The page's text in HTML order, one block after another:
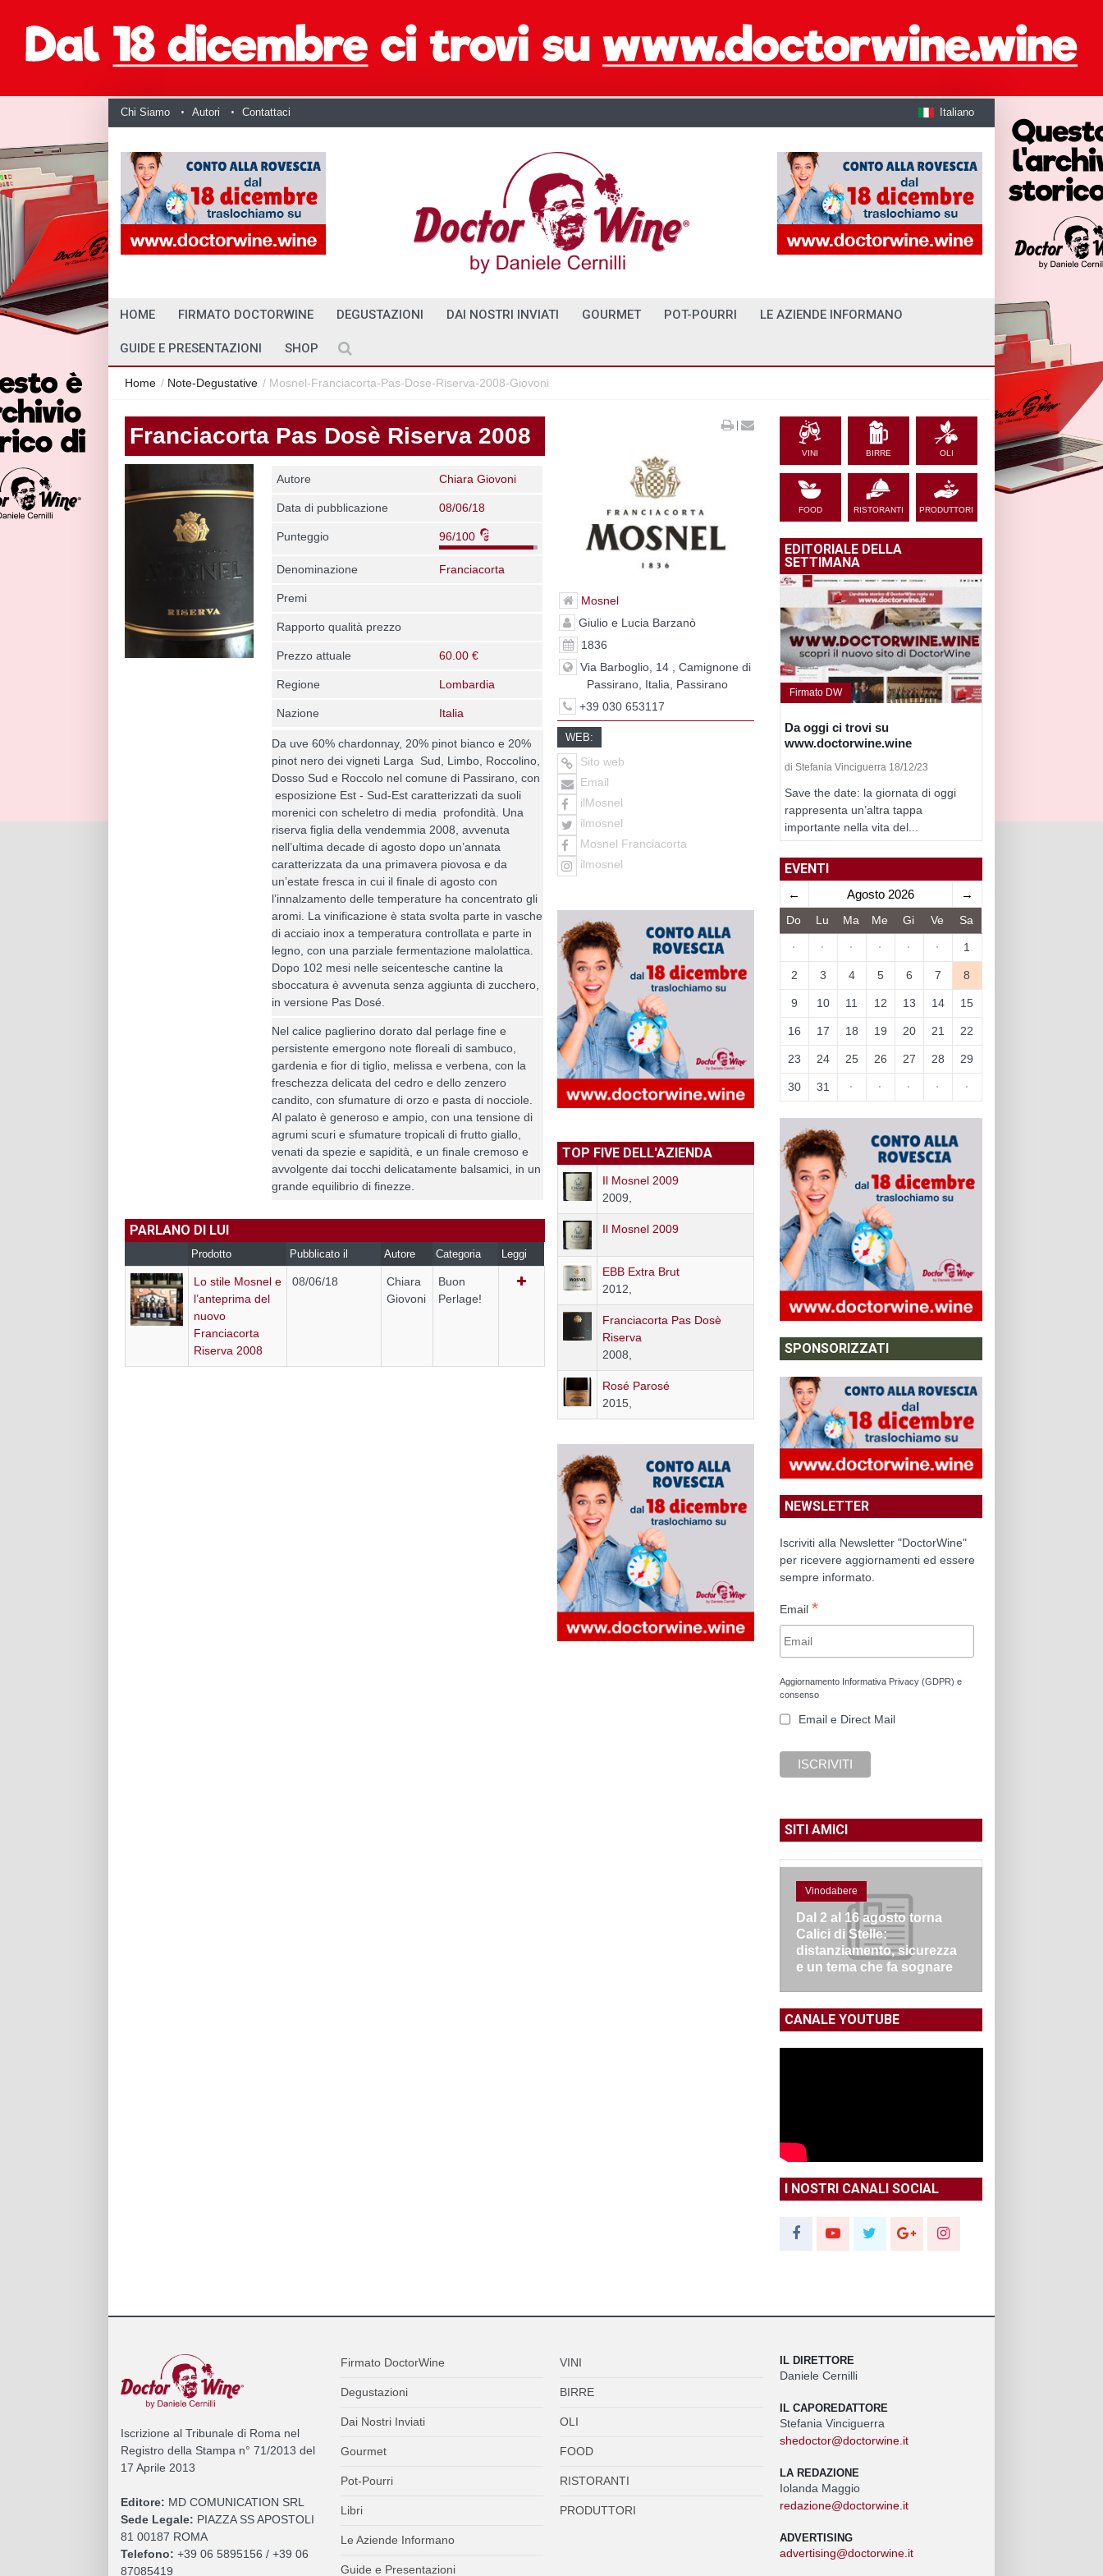
Chi Siamo Autori Contattaci Italiano
HOME FIRMATO DOCTORWINE DEGUSTAZIONI DAI NOSTRI INVIATI GOURMET POT-POURRI LE AZIENDE INFORMANO
GUIDE E PRESENTAZIONI SHOP
Home / Note-Degustative / Mosnel-Franciacorta-Pas-Dose-Riserva-2008-Giovoni
Franciacorta Pas Dosè Riserva 2008
Autore Chiara Giovoni
Data di pubblicazione 08/06/18
Punteggio 96/100
Denominazione Franciacorta
Premi
Rapporto qualità prezzo
Prezzo attuale 60.00 €
Regione Lombardia
Nazione Italia
Da uve 60% chardonnay, 20% pinot bianco e 20%
pinot nero dei vigneti Larga Sud, Limbo, Roccolino,
Dosso Sud e Roccolo nel comune di Passirano, con
esposizione Est - Sud-Est caratterizzati da suoli
morenici con scheletro di media profondità. Una
riserva figlia della vendemmia 2008, avvenuta
nell’ultima decade di agosto dopo un’annata
caratterizzata da una primavera piovosa e da
un’estate fresca in cui il finale di agosto con
l’innalzamento delle temperature ha concentrato gli
aromi. La vinificazione è stata svolta parte in vasche
di acciaio inox a temperatura controllata e parte in
legno, con una parziale fermentazione malolattica.
Dopo 102 mesi nelle seicentesche cantine la
sboccatura è avvenuta senza aggiunta di zucchero,
in versione Pas Dosé.
Nel calice paglierino dorato dal perlage fine e
persistente emergono note floreali di sambuco,
gardenia e fior di tiglio, melissa e verbena, con la
freschezza delicata del cedro e dello zenzero
candito, con sfumature di orzo e pasta di nocciole.
Al palato è generoso e ampio, con una tensione di
agrumi scuri e sfumature tropicali di frutto giallo,
venati da spezie e sapidità, e un finale cremoso e
avvolgente dai tocchi delicatamente balsamici, in un
grande equilibrio di finezze.
PARLANO DI LUI
Prodotto Pubblicato il Autore Categoria Leggi
Lo stile Mosnel e
l’anteprima del
nuovo
Franciacorta
Riserva 2008
08/06/18
Chiara
Giovoni
Buon
Perlage!
|
Mosnel
Giulio e Lucia Barzanò
1836
Via Barboglio, 14 , Camignone di
Passirano, Italia, Passirano
+39 030 653117
WEB:
Sito web
Email
ilMosnel
ilmosnel
Mosnel Franciacorta
ilmosnel
TOP FIVE DELL'AZIENDA
Il Mosnel 2009
2009,
Il Mosnel 2009
EBB Extra Brut
2012,
Franciacorta Pas Dosè
Riserva
2008,
Rosé Parosé
2015,
VINI BIRRE OLI
FOOD RISTORANTI PRODUTTORI
EDITORIALE DELLA
SETTIMANA
Firmato DW
Da oggi ci trovi su
www.doctorwine.wine
di Stefania Vinciguerra 18/12/23
Save the date: la giornata di oggi
rappresenta un’altra tappa
importante nella vita del...
EVENTI
← Agosto 2026 →
Do Lu Ma Me Gi Ve Sa
· · · · · · 1
2 3 4 5 6 7 8
9 10 11 12 13 14 15
16 17 18 19 20 21 22
23 24 25 26 27 28 29
30 31 · · · · ·
SPONSORIZZATI
NEWSLETTER
Iscriviti alla Newsletter "DoctorWine"
per ricevere aggiornamenti ed essere
sempre informato.
Email *
Aggiornamento Informativa Privacy (GDPR) e
consenso
Email e Direct Mail
SITI AMICI
Vinodabere
Dal 2 al 16 agosto torna
Calici di Stelle:
distanziamento, sicurezza
e un tema che fa sognare
CANALE YOUTUBE
I NOSTRI CANALI SOCIAL
Iscrizione al Tribunale di Roma nel
Registro della Stampa n° 71/2013 del
17 Aprile 2013
Editore: MD COMUNICATION SRL
Sede Legale: PIAZZA SS APOSTOLI
81 00187 ROMA
Telefono: +39 06 5895156 / +39 06
87085419
Firmato DoctorWine
Degustazioni
Dai Nostri Inviati
Gourmet
Pot-Pourri
Libri
Le Aziende Informano
Guide e Presentazioni
VINI
BIRRE
OLI
FOOD
RISTORANTI
PRODUTTORI
IL DIRETTORE
Daniele Cernilli
IL CAPOREDATTORE
Stefania Vinciguerra
shedoctor@doctorwine.it
LA REDAZIONE
Iolanda Maggio
redazione@doctorwine.it
ADVERTISING
advertising@doctorwine.it